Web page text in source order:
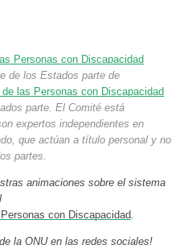
Personas con Discapacidad
de los Estados parte de
las Personas con Discapacidad
parte. El Comité está
expertos independientes en
que actúan a título personal y no
partes.
animaciones sobre el sistema
con Discapacidad.
la ONU en las redes sociales!